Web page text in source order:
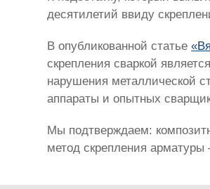
десятилетий ввиду
В опубликованной статье
скрепления сваркой
нарушения металлической
аппараты и опытных
Мы подтверждаем:
метод скрепления